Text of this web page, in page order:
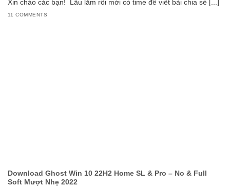
Xin chào các bạn! Lâu lắm rồi mới có time để viết bài chia sẻ [...]
11 COMMENTS
Download Ghost Win 10 22H2 Home SL & Pro – No & Full
Soft Mượt Nhẹ 2022